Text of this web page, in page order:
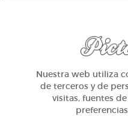
Nuestra web utiliza
de terceros y de
visitas, fuentes